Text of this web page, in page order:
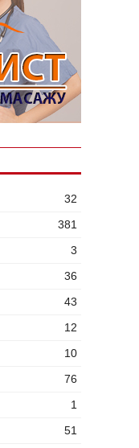
32
381
3
36
43
12
10
76
1
51